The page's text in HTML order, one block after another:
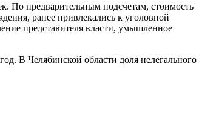
По предварительным подсчетам, стоимость
ранее привлекались к уголовной
представителя власти, умышленное
В Челябинской области доля нелегального